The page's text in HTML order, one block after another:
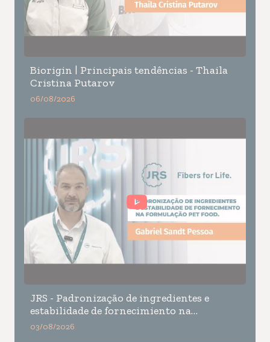
Biorigin | Principais tendências - Thaila
Cristina Putarov
06/08/2026
JRS - Padronização de ingredientes e
estabilidade de fornecimiento na
formulação pet food
03/08/2026